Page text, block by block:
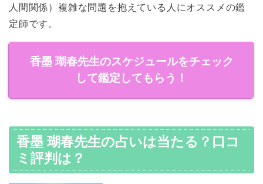
人間関係）複雑な問題を抱えている人にオススメの鑑
定師です。
香墨 瑚春先生のスケジュールをチェック
して鑑定してもらう！
香墨 瑚春先生の占いは当たる？口コ
ミ評判は？